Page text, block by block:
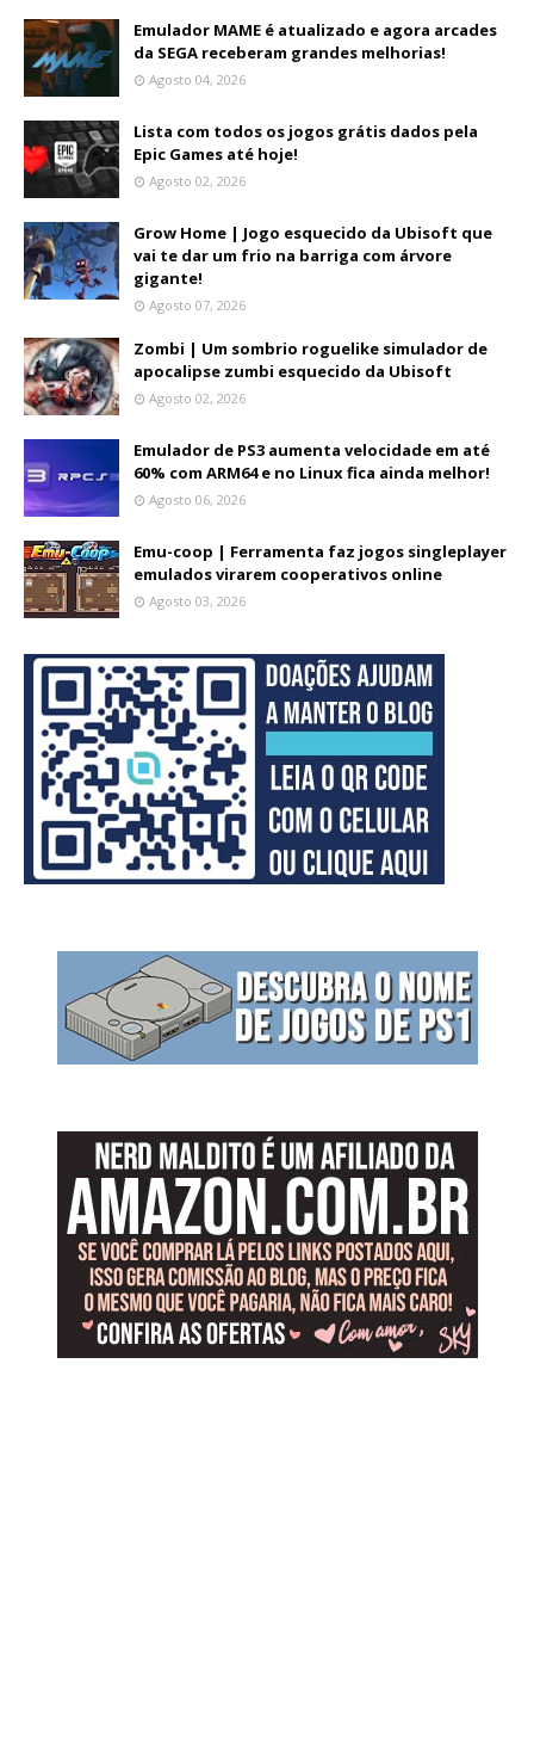
Emulador MAME é atualizado e agora arcades
da SEGA receberam grandes melhorias!
Agosto 04, 2026
Lista com todos os jogos grátis dados pela
Epic Games até hoje!
Agosto 02, 2026
Grow Home | Jogo esquecido da Ubisoft que
vai te dar um frio na barriga com árvore
gigante!
Agosto 07, 2026
Zombi | Um sombrio roguelike simulador de
apocalipse zumbi esquecido da Ubisoft
Agosto 02, 2026
Emulador de PS3 aumenta velocidade em até
60% com ARM64 e no Linux fica ainda melhor!
Agosto 06, 2026
Emu-coop | Ferramenta faz jogos singleplayer
emulados virarem cooperativos online
Agosto 03, 2026